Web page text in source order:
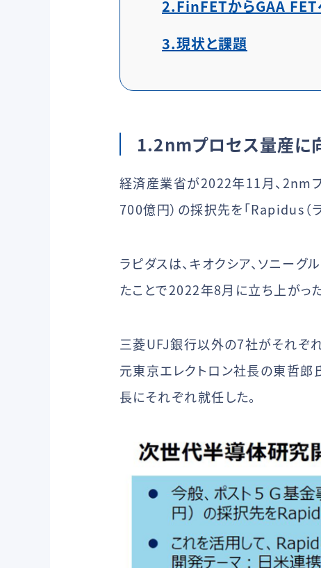
2.FinFETからGAA FET
3.現状と課題
1.2nmプロセス量産に
経済産業省が2022年11月、2nm
700億円）の採択先を「Rapidus（
ラピダスは、キオクシア、ソニーグ
たことで2022年8月に立ち上がっ
三菱UFJ銀行以外の7社がそれぞ
元東京エレクトロン社長の東哲
長にそれぞれ就任した。